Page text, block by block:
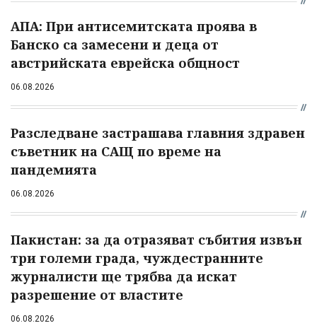
АПА: При антисемитската проява в
Банско са замесени и деца от
австрийската еврейска общност
06.08.2026
Разследване застрашава главния здравен
съветник на САЩ по време на
пандемията
06.08.2026
Пакистан: за да отразяват събития извън
три големи града, чуждестранните
журналисти ще трябва да искат
разрешение от властите
06.08.2026